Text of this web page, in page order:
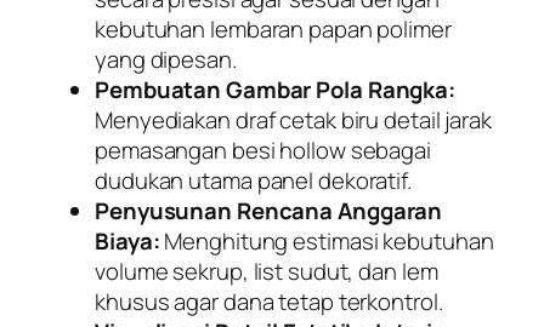
kebutuhan lembaran papan polimer
yang dipesan.
Pembuatan Gambar Pola Rangka:
Menyediakan draf cetak biru detail jarak
pemasangan besi hollow sebagai
dudukan utama panel dekoratif.
Penyusunan Rencana Anggaran
Biaya:Menghitung estimasi kebutuhan
volume sekrup, list sudut, dan lem
khusus agar dana tetap terkontrol.